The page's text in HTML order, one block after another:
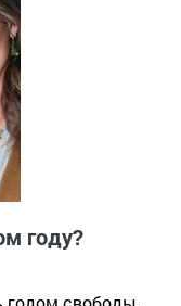
Сейфрид
#декоративнаякосметика
Лоуренс
СНТ Косметика [13321]
году?